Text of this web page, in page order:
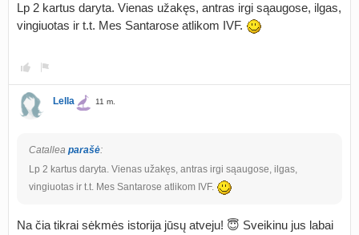
Lp 2 kartus daryta. Vienas užakęs, antras irgi sąaugose, ilgas,
vingiuotas ir t.t. Mes Santarose atlikom IVF.
Lella 11 m.
Catallea parašė:
Lp 2 kartus daryta. Vienas užakęs, antras irgi sąaugose, ilgas,
vingiuotas ir t.t. Mes Santarose atlikom IVF.
Na čia tikrai sėkmės istorija jūsų atveju! 😇 Sveikinu jus labai